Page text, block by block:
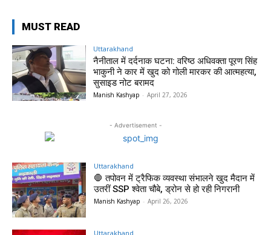
MUST READ
Uttarakhand
नैनीताल में दर्दनाक घटना: वरिष्ठ अधिवक्ता पूरण सिंह
भाकुनी ने कार में खुद को गोली मारकर की आत्महत्या,
सुसाइड नोट बरामद
Manish Kashyap - April 27, 2026
- Advertisement -
Uttarakhand
🛑 तपोवन में ट्रैफिक व्यवस्था संभालने खुद मैदान में
उतरीं SSP श्वेता चौबे, ड्रोन से हो रही निगरानी
Manish Kashyap - April 26, 2026
Uttarakhand